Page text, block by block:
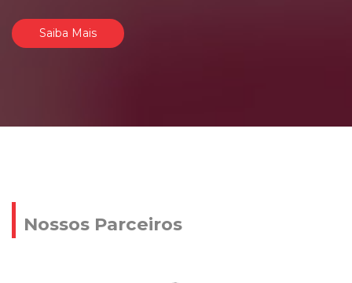
Saiba Mais
Nossos Parceiros